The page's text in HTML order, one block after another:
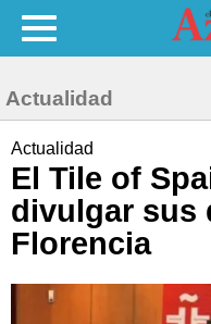
Actualidad
Actualidad
El Tile of
divulgar sus
Florencia